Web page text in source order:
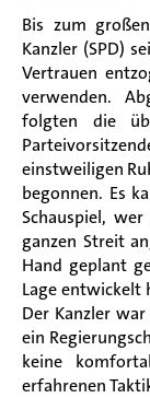
Bis zum
Kanzler (SPD)
Vertrauen
verwenden.
folgten die
einstweiligen
begonnen. Es
Schauspiel,
ganzen Streit
Hand geplant
Lage entwickelt
Der Kanzler
ein
keine
erfahrenen